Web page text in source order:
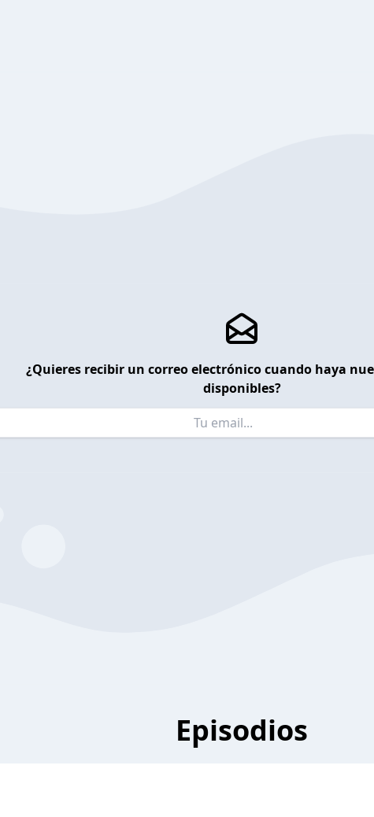
¿Quieres recibir un correo electrónico cuando haya
disponibles?
Episodios